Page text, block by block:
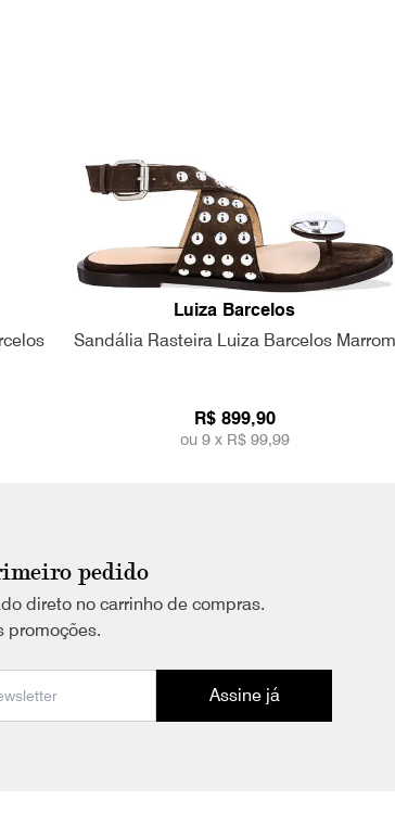
Luiza Barcelos
Sandália Rasteira Luiza Barcelos Marrom
R$ 899,90
ou 9 x R$ 99,99
pedido
direto no carrinho de compras.
promoções.
Assine já